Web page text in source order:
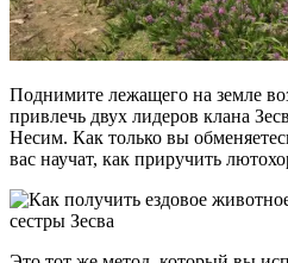
Поднимите лежащего на земле
привлечь двух лидеров клана
Несим. Как только вы
вас научат, как приручить